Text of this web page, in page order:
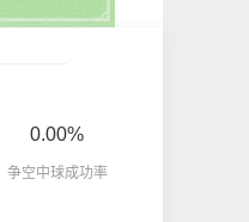
0.00%
争空中球成功率